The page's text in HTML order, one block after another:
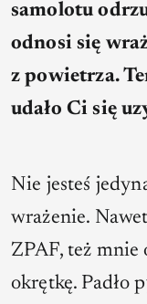
samolotu
odnosi się
z powietrza.
udało Ci się
Nie jesteś
wrażenie.
ZPAF, też mnie
okrętkę. Padło